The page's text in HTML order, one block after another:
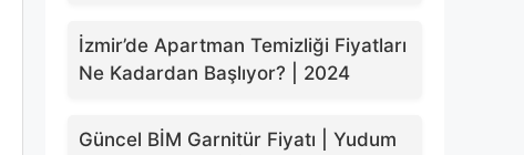
İzmir’de Apartman Temizliği Fiyatları
Ne Kadardan Başlıyor? | 2024
Güncel BİM Garnitür Fiyatı | Yudum